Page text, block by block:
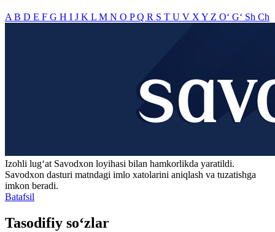
A B D E F G H I J K L M N O PQ R S T U V X Y Z O‘ G‘ Sh Ch
Izohli lugʻat Savodxon loyihasi bilan hamkorlikda yaratildi.
Savodxon dasturi matndagi imlo xatolarini aniqlash va tuzatishga
imkon beradi.
Batafsil
Tasodifiy so‘zlar